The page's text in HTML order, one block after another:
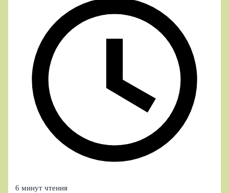
6 минут чтения